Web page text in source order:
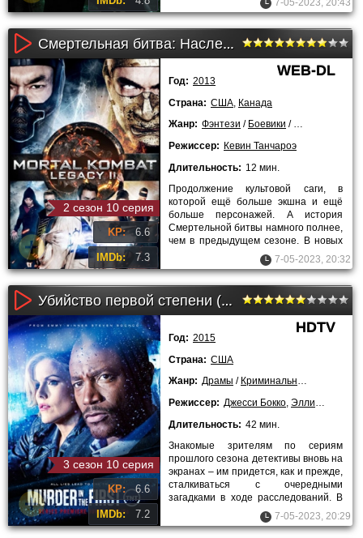
7-05-2023, 20:43
Смертельная битва: Наследие 2 сезон (1-10 серия)
2 сезон 10 серия
KP: 6.6
IMDb: 7.3
WEB-DL
Год: 2013
Страна: США Канада
Жанр: Фэнтези / Боевики / Триллеры
Режиссер: Кевин Танчароэ
Длительность: 12 мин.
Продолжение культовой саги, в
которой ещё больше экшна и ещё
больше персонажей. А история
Смертельной битвы намного полнее,
чем в предыдущем сезоне. В новых
эпизодах зрители увидят, как7-05-2023, 20:32
Убийство первой степени (2 сезон)
3 сезон 10 серия
KP: 6.6
IMDb: 7.2
HDTV
Год: 2015
Страна: США
Жанр: Драмы / Криминальные
Режиссер: Джесси Бокко, Эллисон Андерс
Длительность: 42 мин.
Знакомые зрителям по сериям
прошлого сезона детективы вновь на
экранах – им придется, как и прежде,
сталкиваться с очередными
загадками в ходе расследований. В
этот раз они берутся за новое7-05-2023, 20:29